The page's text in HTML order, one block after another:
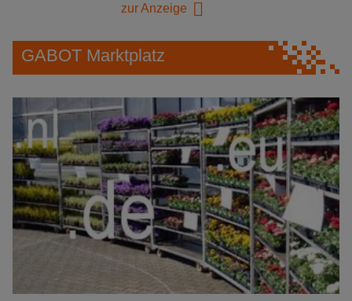
zur Anzeige
GABOT Marktplatz